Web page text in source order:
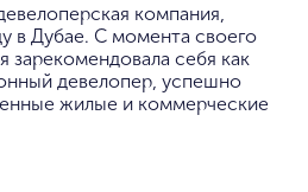
компания,
в Дубае. С момента своего
зарекомендовала себя как
девелопер, успешно
жилые и коммерческие